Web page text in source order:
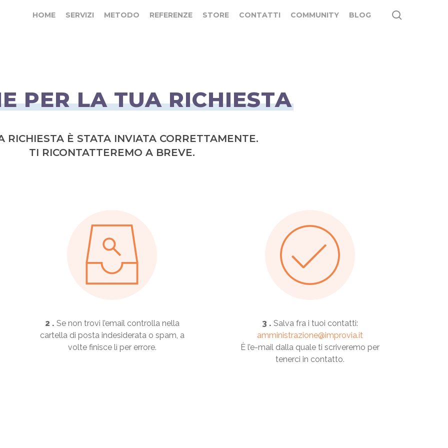
HOME SERVIZI METODO REFERENZE STORE CONTATTI COMMUNITY BLOG
PER LA TUA RICHIESTA
RICHIESTA È STATA INVIATA CORRETTAMENTE.
TI RICONTATTEREMO A BREVE.
2 . Se non trovi l’email controlla nella
cartella di posta indesiderata o spam, a
volte finisce lì per errore.
3 . Salva fra i tuoi contatti:
amministrazione@improvia.it
È l’e-mail dalla quale ti scriveremo per
tenerci in contatto.